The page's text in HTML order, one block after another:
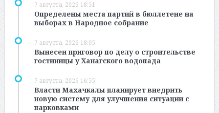
7 августа, 2026 18:51
Определены места партий в бюллетене на
выборах в Народное собрание
7 августа, 2026 18:05
Вынесен приговор по делу о строительстве
гостиницы у Ханагского водопада
7 августа, 2026 16:55
Власти Махачкалы планирует внедрить
новую систему для улучшения ситуации с
парковками